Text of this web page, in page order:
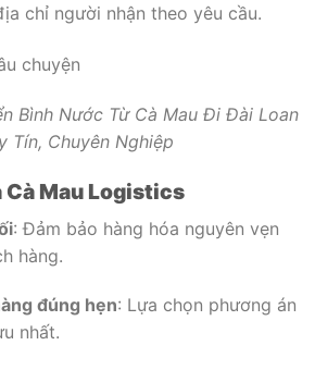
chỉ người nhận theo yêu cầu.
Bình Nước Từ Cà Mau Đi Đài Loan
Tín, Chuyên Nghiệp
Cà Mau Logistics
: Đảm bảo hàng hóa nguyên vẹn
hàng.
đúng hẹn: Lựa chọn phương án
nhất.